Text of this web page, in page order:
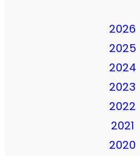
2026
2025
2024
2023
2022
2021
2020